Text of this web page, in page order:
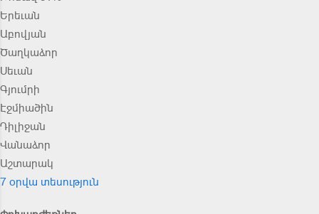
Երեւան
Աբովյան
Ծաղկաձոր
Սեւան
Գյումրի
Էջմիածին
Դիլիջան
Վանաձոր
Աշտարակ
7 օրվա տեսություն